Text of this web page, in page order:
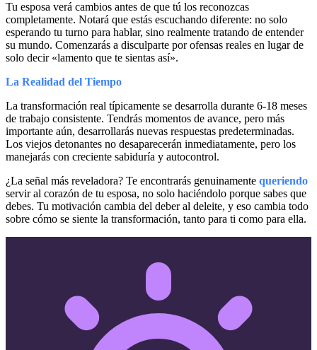
Tu esposa verá cambios antes de que tú los reconozcas
completamente. Notará que estás escuchando diferente: no solo
esperando tu turno para hablar, sino realmente tratando de entender
su mundo. Comenzarás a disculparte por ofensas reales en lugar de
solo decir «lamento que te sientas así».
La Realidad del Tiempo
La transformación real típicamente se desarrolla durante 6-18 meses
de trabajo consistente. Tendrás momentos de avance, pero más
importante aún, desarrollarás nuevas respuestas predeterminadas.
Los viejos detonantes no desaparecerán inmediatamente, pero los
manejarás con creciente sabiduría y autocontrol.
¿La señal más reveladora? Te encontrarás genuinamente queriendo
servir al corazón de tu esposa, no solo haciéndolo porque sabes que
debes. Tu motivación cambia del deber al deleite, y eso cambia todo
sobre cómo se siente la transformación, tanto para ti como para ella.